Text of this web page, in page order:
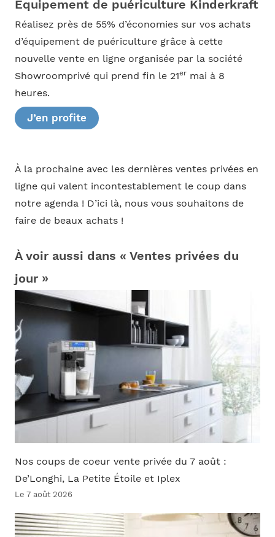
Équipement de puériculture Kinderkraft
Réalisez près de 55% d’économies sur vos achats
d’équipement de puériculture grâce à cette
nouvelle vente en ligne organisée par la société
Showroomprivé qui prend fin le 21ermai à 8
heures.
J’en profite
À la prochaine avec les dernières ventes privées en
ligne qui valent incontestablement le coup dans
notre agenda ! D’ici là, nous vous souhaitons de
faire de beaux achats !
À voir aussi dans « Ventes privées du
jour »
Nos coups de coeur vente privée du 7 août :
De’Longhi, La Petite Étoile et Iplex
Le 7 août 2026